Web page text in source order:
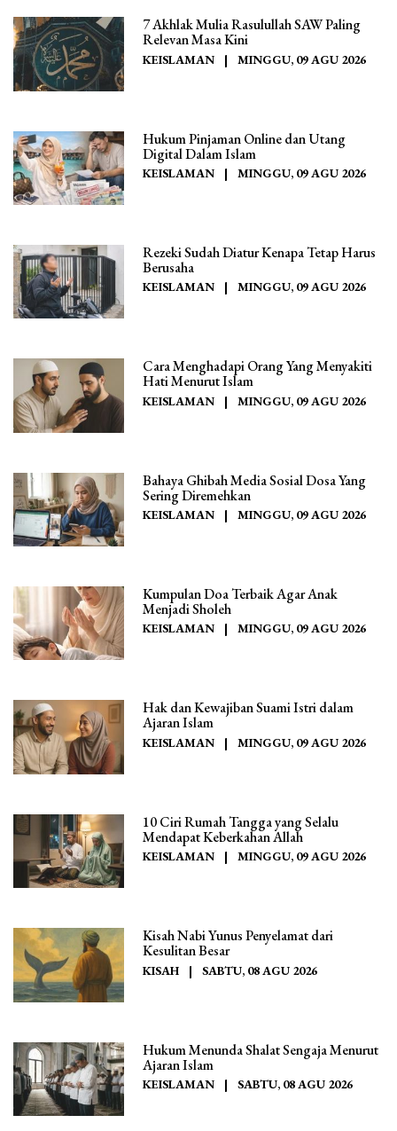
7 Akhlak Mulia Rasulullah SAW Paling
Relevan Masa Kini
KEISLAMAN | MINGGU, 09 AGU 2026
Hukum Pinjaman Online dan Utang
Digital Dalam Islam
KEISLAMAN | MINGGU, 09 AGU 2026
Rezeki Sudah Diatur Kenapa Tetap Harus
Berusaha
KEISLAMAN | MINGGU, 09 AGU 2026
Cara Menghadapi Orang Yang Menyakiti
Hati Menurut Islam
KEISLAMAN | MINGGU, 09 AGU 2026
Bahaya Ghibah Media Sosial Dosa Yang
Sering Diremehkan
KEISLAMAN | MINGGU, 09 AGU 2026
Kumpulan Doa Terbaik Agar Anak
Menjadi Sholeh
KEISLAMAN | MINGGU, 09 AGU 2026
Hak dan Kewajiban Suami Istri dalam
Ajaran Islam
KEISLAMAN | MINGGU, 09 AGU 2026
10 Ciri Rumah Tangga yang Selalu
Mendapat Keberkahan Allah
KEISLAMAN | MINGGU, 09 AGU 2026
Kisah Nabi Yunus Penyelamat dari
Kesulitan Besar
KISAH | SABTU, 08 AGU 2026
Hukum Menunda Shalat Sengaja Menurut
Ajaran Islam
KEISLAMAN | SABTU, 08 AGU 2026